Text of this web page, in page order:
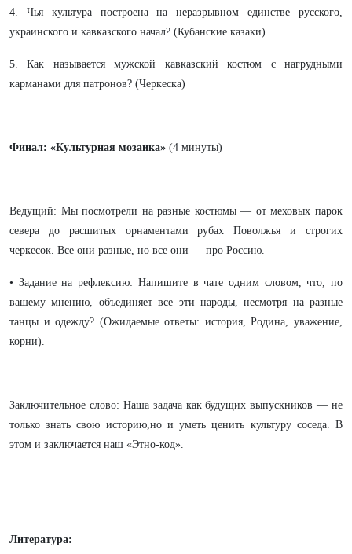
4. Чья культура построена на неразрывном единстве русского,
украинского и кавказского начал? (Кубанские казаки)
5. Как называется мужской кавказский костюм с нагрудными
карманами для патронов? (Черкеска)
Финал: «Культурная мозаика» (4 минуты)
Ведущий: Мы посмотрели на разные костюмы — от меховых парок
севера до расшитых орнаментами рубах Поволжья и строгих
черкесок. Все они разные, но все они — про Россию.
• Задание на рефлексию: Напишите в чате одним словом, что, по
вашему мнению, объединяет все эти народы, несмотря на разные
танцы и одежду? (Ожидаемые ответы: история, Родина, уважение,
корни).
Заключительное слово: Наша задача как будущих выпускников — не
только знать свою историю,но и уметь ценить культуру соседа. В
этом и заключается наш «Этно-код».
Литература: